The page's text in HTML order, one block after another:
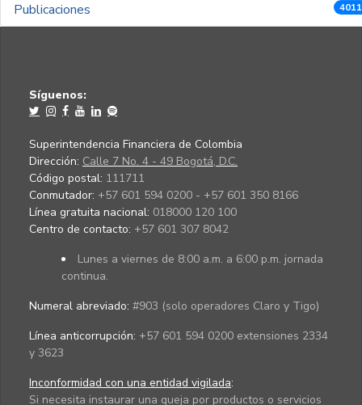
Publicaciones
Síguenos:
Superintendencia Financiera de Colombia
Dirección: Calle 7 No. 4 - 49 Bogotá, D.C.
Código postal: 111711
Conmutador: +57 601 594 0200 - +57 601 350 8166
Línea gratuita nacional: 018000 120 100
Centro de contacto: +57 601 307 8042
Lunes a viernes de 8:00 a.m. a 6:00 p.m. jornada
continua.
Numeral abreviado: #903 (solo operadores Claro y Tigo)
Línea anticorrupción: +57 601 594 0200 extensiones 2334
y 3623
Inconformidad con una entidad vigilada:
Si necesita instaurar una queja por productos o servicios